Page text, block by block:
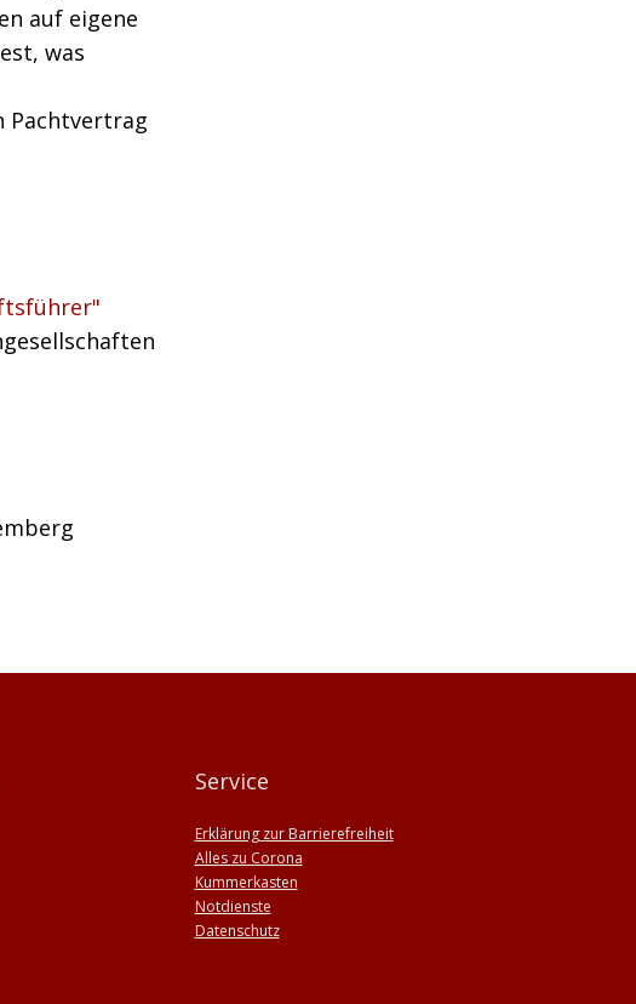
auf eigene
was
Pachtvertrag
Service
Erklärung zur Barrierefreiheit
Alles zu Corona
Kummerkasten
Notdienste
Datenschutz